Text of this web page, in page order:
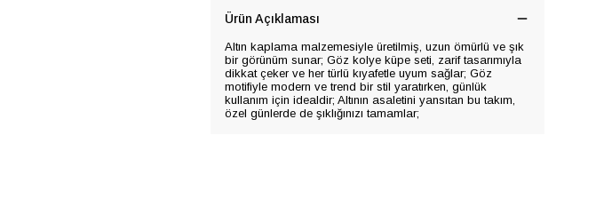
Ürün Açıklaması
Altın kaplama malzemesiyle üretilmiş, uzun ömürlü ve şık
bir görünüm sunar; Göz kolye küpe seti, zarif tasarımıyla
dikkat çeker ve her türlü kıyafetle uyum sağlar; Göz
motifiyle modern ve trend bir stil yaratırken, günlük
kullanım için idealdir; Altının asaletini yansıtan bu takım,
özel günlerde de şıklığınızı tamamlar;